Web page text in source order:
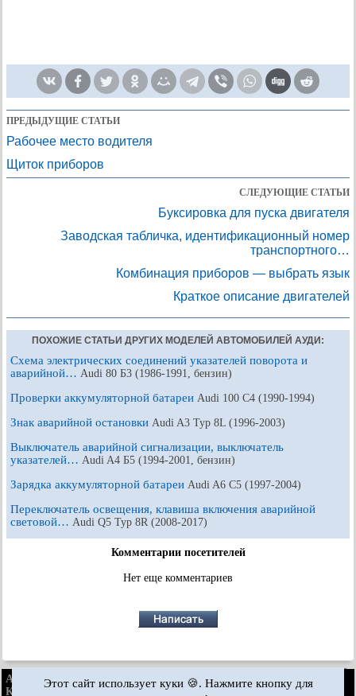
ПРЕДЫДУЩИЕ СТАТЬИ
Рабочее место водителя
Щиток приборов
СЛЕДУЮЩИЕ СТАТЬИ
Буксировка для пуска двигателя
Заводская табличка, идентификационный номер
транспортного…
Комбинация приборов — выбрать язык
Краткое описание двигателей
ПОХОЖИЕ СТАТЬИ ДРУГИХ МОДЕЛЕЙ АВТОМОБИЛЕЙ АУДИ:
Схема электрических соединений указателей поворота и
аварийной… Audi 80 Б3 (1986-1991, бензин)
Проверки аккумуляторной батареи Audi 100 С4 (1990-1994)
Знак аварийной остановки Audi A3 Typ 8L (1996-2003)
Выключатель аварийной сигнализации, выключатель
указателей… Audi A4 Б5 (1994-2001, бензин)
Зарядка аккумуляторной батареи Audi A6 С5 (1997-2004)
Переключатель освещения, клавиша включения аварийной
световой… Audi Q5 Typ 8R (2008-2017)
Комментарии посетителей
Нет еще комментариев
AudiManual.ru © 2017-2026·Полная версия ·Обратная связь
Карта сайта
Поиск по сайту ·Новости и статьи
Этот сайт использует куки 🍪. Нажмите кнопку для